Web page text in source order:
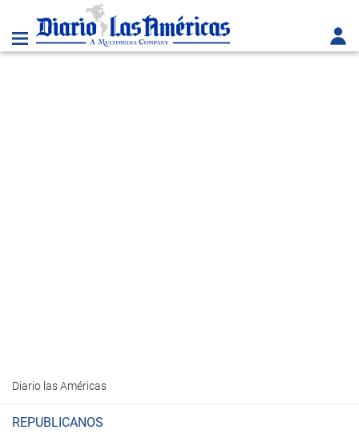
Diario las Américas
REPUBLICANOS